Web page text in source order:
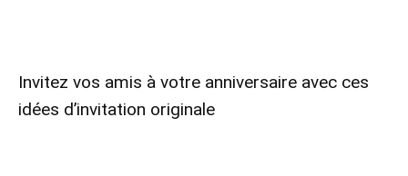
Invitez vos amis à votre anniversaire avec ces
idées d’invitation originale